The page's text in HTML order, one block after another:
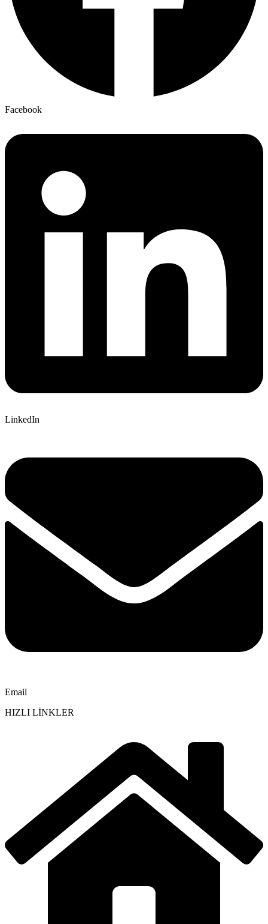
Facebook
LinkedIn
Email
HIZLI LİNKLER